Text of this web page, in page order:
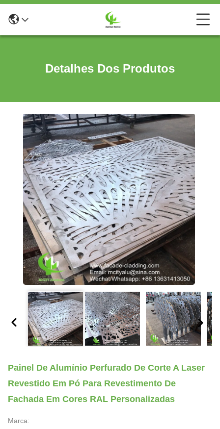
Detalhes Dos Produtos
Painel De Alumínio Perfurado De Corte A Laser
Revestido Em Pó Para Revestimento De
Fachada Em Cores RAL Personalizadas
Marca: